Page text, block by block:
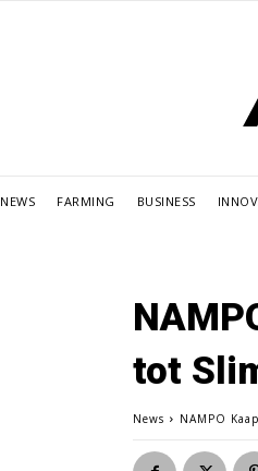
NEWS FARMING BUSINESS
tot
News NAMPO